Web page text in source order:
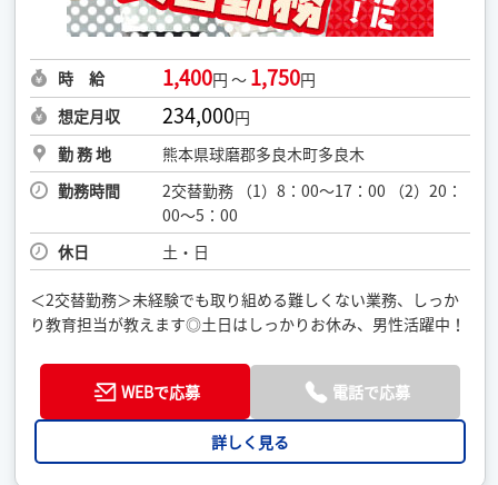
時 給 1,400円 ～ 1,750円
想定月収
234,000円
勤 務 地
熊本県球磨郡多良木町多良木
勤務時間
2交替勤務 （1）8：00～17：00 （2）20：
00～5：00
休日
土・日
＜2交替勤務＞未経験でも取り組める難しくない業務、しっか
り教育担当が教えます◎土日はしっかりお休み、男性活躍中！
WEBで応募 電話で応募
詳しく見る